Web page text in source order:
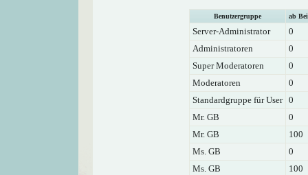
Benutzergruppe ab
Server-Administrator
0
Administratoren
0
Super Moderatoren
0
Moderatoren
0
Standardgruppe für User 0
Mr. GB
0
Mr. GB
100
Ms. GB
0
Ms. GB
100